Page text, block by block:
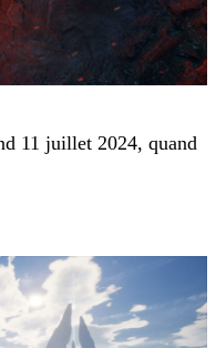
11 juillet 2024, quand